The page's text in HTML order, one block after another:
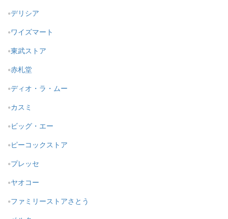
デリシア
ワイズマート
東武ストア
赤札堂
ディオ・ラ・ムー
カスミ
ビッグ・エー
ピーコックストア
プレッセ
ヤオコー
ファミリーストアさとう